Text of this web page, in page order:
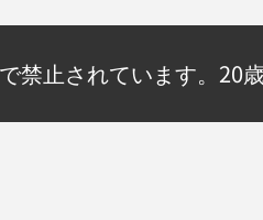
禁止されています。 20